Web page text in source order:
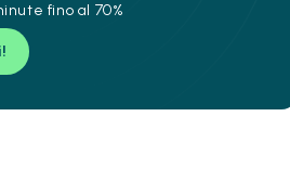
fino al 70%